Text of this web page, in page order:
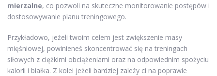
mierzalne, co pozwoli na skuteczne monitorowanie postępów i
dostosowywanie planu treningowego.
Przykładowo, jeżeli twoim celem jest zwiększenie masy
mięśniowej, powinieneś skoncentrować się na treningach
siłowych z ciężkimi obciążeniami oraz na odpowiednim spożyciu
kalorii i białka. Z kolei jeżeli bardziej zależy ci na poprawie